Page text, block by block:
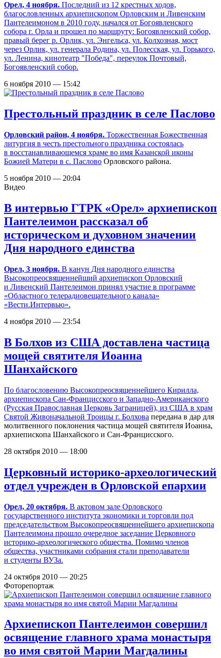
Орел, 4 ноября. Последний из 12 крестных ходов,
благословленных архиепископом Орловским и Ливенским
Пантелеимоном в 2010 году, начался от Богоявленского
собора г. Орла и прошел по маршруту: Богоявленский собор,
правый берег р. Орлик, ул. Энгельса, ул. Колхозная, мост
через Орлик, ул. генерала Родина, ул. Полесская, ул. Горького,
ул. Ленина, кинотеатр "Победа", переулок Почтовый,
Богоявленский собор.
6 ноября 2010 — 15:42
Престольный праздник в селе Паслово
Орловский район, 4 ноября. Торжественная Божественная
литургия в честь престольного праздника состоялась
в восстанавливающемся храме во имя Казанской иконы
Божией Матери в с. Паслово Орловского района.
5 ноября 2010 — 20:04
Видео
В интервью ГТРК «Орел» архиепископ
Пантелеимон рассказал об
историческом и духовном значении
Дня народного единства
Орел, 3 ноября. В канун Дня народного единства
Высокопреосвященнейший архиепископ Орловский
и Ливенский Пантелеимон принял участие в программе
«Областного телерадиовещательного канала»
«Вести.Интервью».
4 ноября 2010 — 23:54
В Болхов из США доставлена частица
мощей святителя Иоанна
Шанхайского
По благословению Высокопреосвященнейшего Кирилла,
архиепископа Сан-Францисского и Западно-Американского
(Русская Православная Церковь Заграницей), из США в храм
Святой Живоначальной Троицы г. Болхова передана в дар для
молитвенного поклонения частица мощей святителя Иоанна,
архиепископа Шанхайского и Сан-Францисского.
28 октября 2010 — 18:00
Церковный историко-археологический
отдел учрежден в Орловской епархии
Орел, 20 октября. В актовом зале Орловского
государственного института экономики и торговли под
председательством Высокопреосвященнейшего архиепископа
Пантелеимона прошло очередное заседание Церковного
историко-археологического общества. Помимо членов
общества, участниками собрания стали преподаватели
и студенты ВУЗа.
24 октября 2010 — 20:25
Фоторепортаж
Архиепископ Пантелеимон совершил
освящение главного храма монастыря
во имя святой Марии Магдалины